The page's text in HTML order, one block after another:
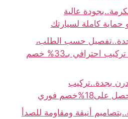
عالية
حسب الطلب،
ضمان ضد الصدأ 100% تركيب احترافي بـ33% خصم
بجدة..تركيب
أنيقة ومقاومة للصدأ